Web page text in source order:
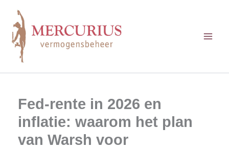
inhoud
Fed-rente in 2026 en
inflatie: waarom het plan
van Warsh voor